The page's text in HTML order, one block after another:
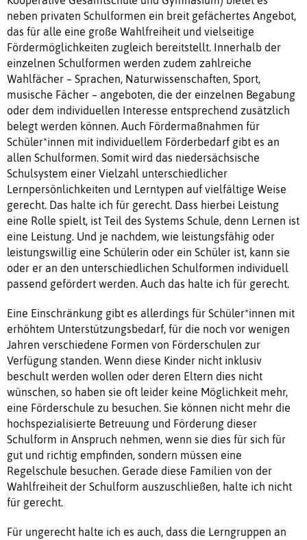
neben privaten Schulformen ein breit gefächertes Angebot,
das für alle eine große Wahlfreiheit und vielseitige
Fördermöglichkeiten zugleich bereitstellt. Innerhalb der
einzelnen Schulformen werden zudem zahlreiche
Wahlfächer – Sprachen, Naturwissenschaften, Sport,
musische Fächer – angeboten, die der einzelnen Begabung
oder dem individuellen Interesse entsprechend zusätzlich
belegt werden können. Auch Fördermaßnahmen für
Schüler*innen mit individuellem Förderbedarf gibt es an
allen Schulformen. Somit wird das niedersächsische
Schulsystem einer Vielzahl unterschiedlicher
Lernpersönlichkeiten und Lerntypen auf vielfältige Weise
gerecht. Das halte ich für gerecht. Dass hierbei Leistung
eine Rolle spielt, ist Teil des Systems Schule, denn Lernen ist
eine Leistung. Und je nachdem, wie leistungsfähig oder
leistungswillig eine Schülerin oder ein Schüler ist, kann sie
oder er an den unterschiedlichen Schulformen individuell
passend gefördert werden. Auch das halte ich für gerecht.
Eine Einschränkung gibt es allerdings für Schüler*innen mit
erhöhtem Unterstützungsbedarf, für die noch vor wenigen
Jahren verschiedene Formen von Förderschulen zur
Verfügung standen. Wenn diese Kinder nicht inklusiv
beschult werden wollen oder deren Eltern dies nicht
wünschen, so haben sie oft leider keine Möglichkeit mehr,
eine Förderschule zu besuchen. Sie können nicht mehr die
hochspezialisierte Betreuung und Förderung dieser
Schulform in Anspruch nehmen, wenn sie dies für sich für
gut und richtig empfinden, sondern müssen eine
Regelschule besuchen. Gerade diese Familien von der
Wahlfreiheit der Schulform auszuschließen, halte ich nicht
für gerecht.
Für ungerecht halte ich es auch, dass die Lerngruppen an